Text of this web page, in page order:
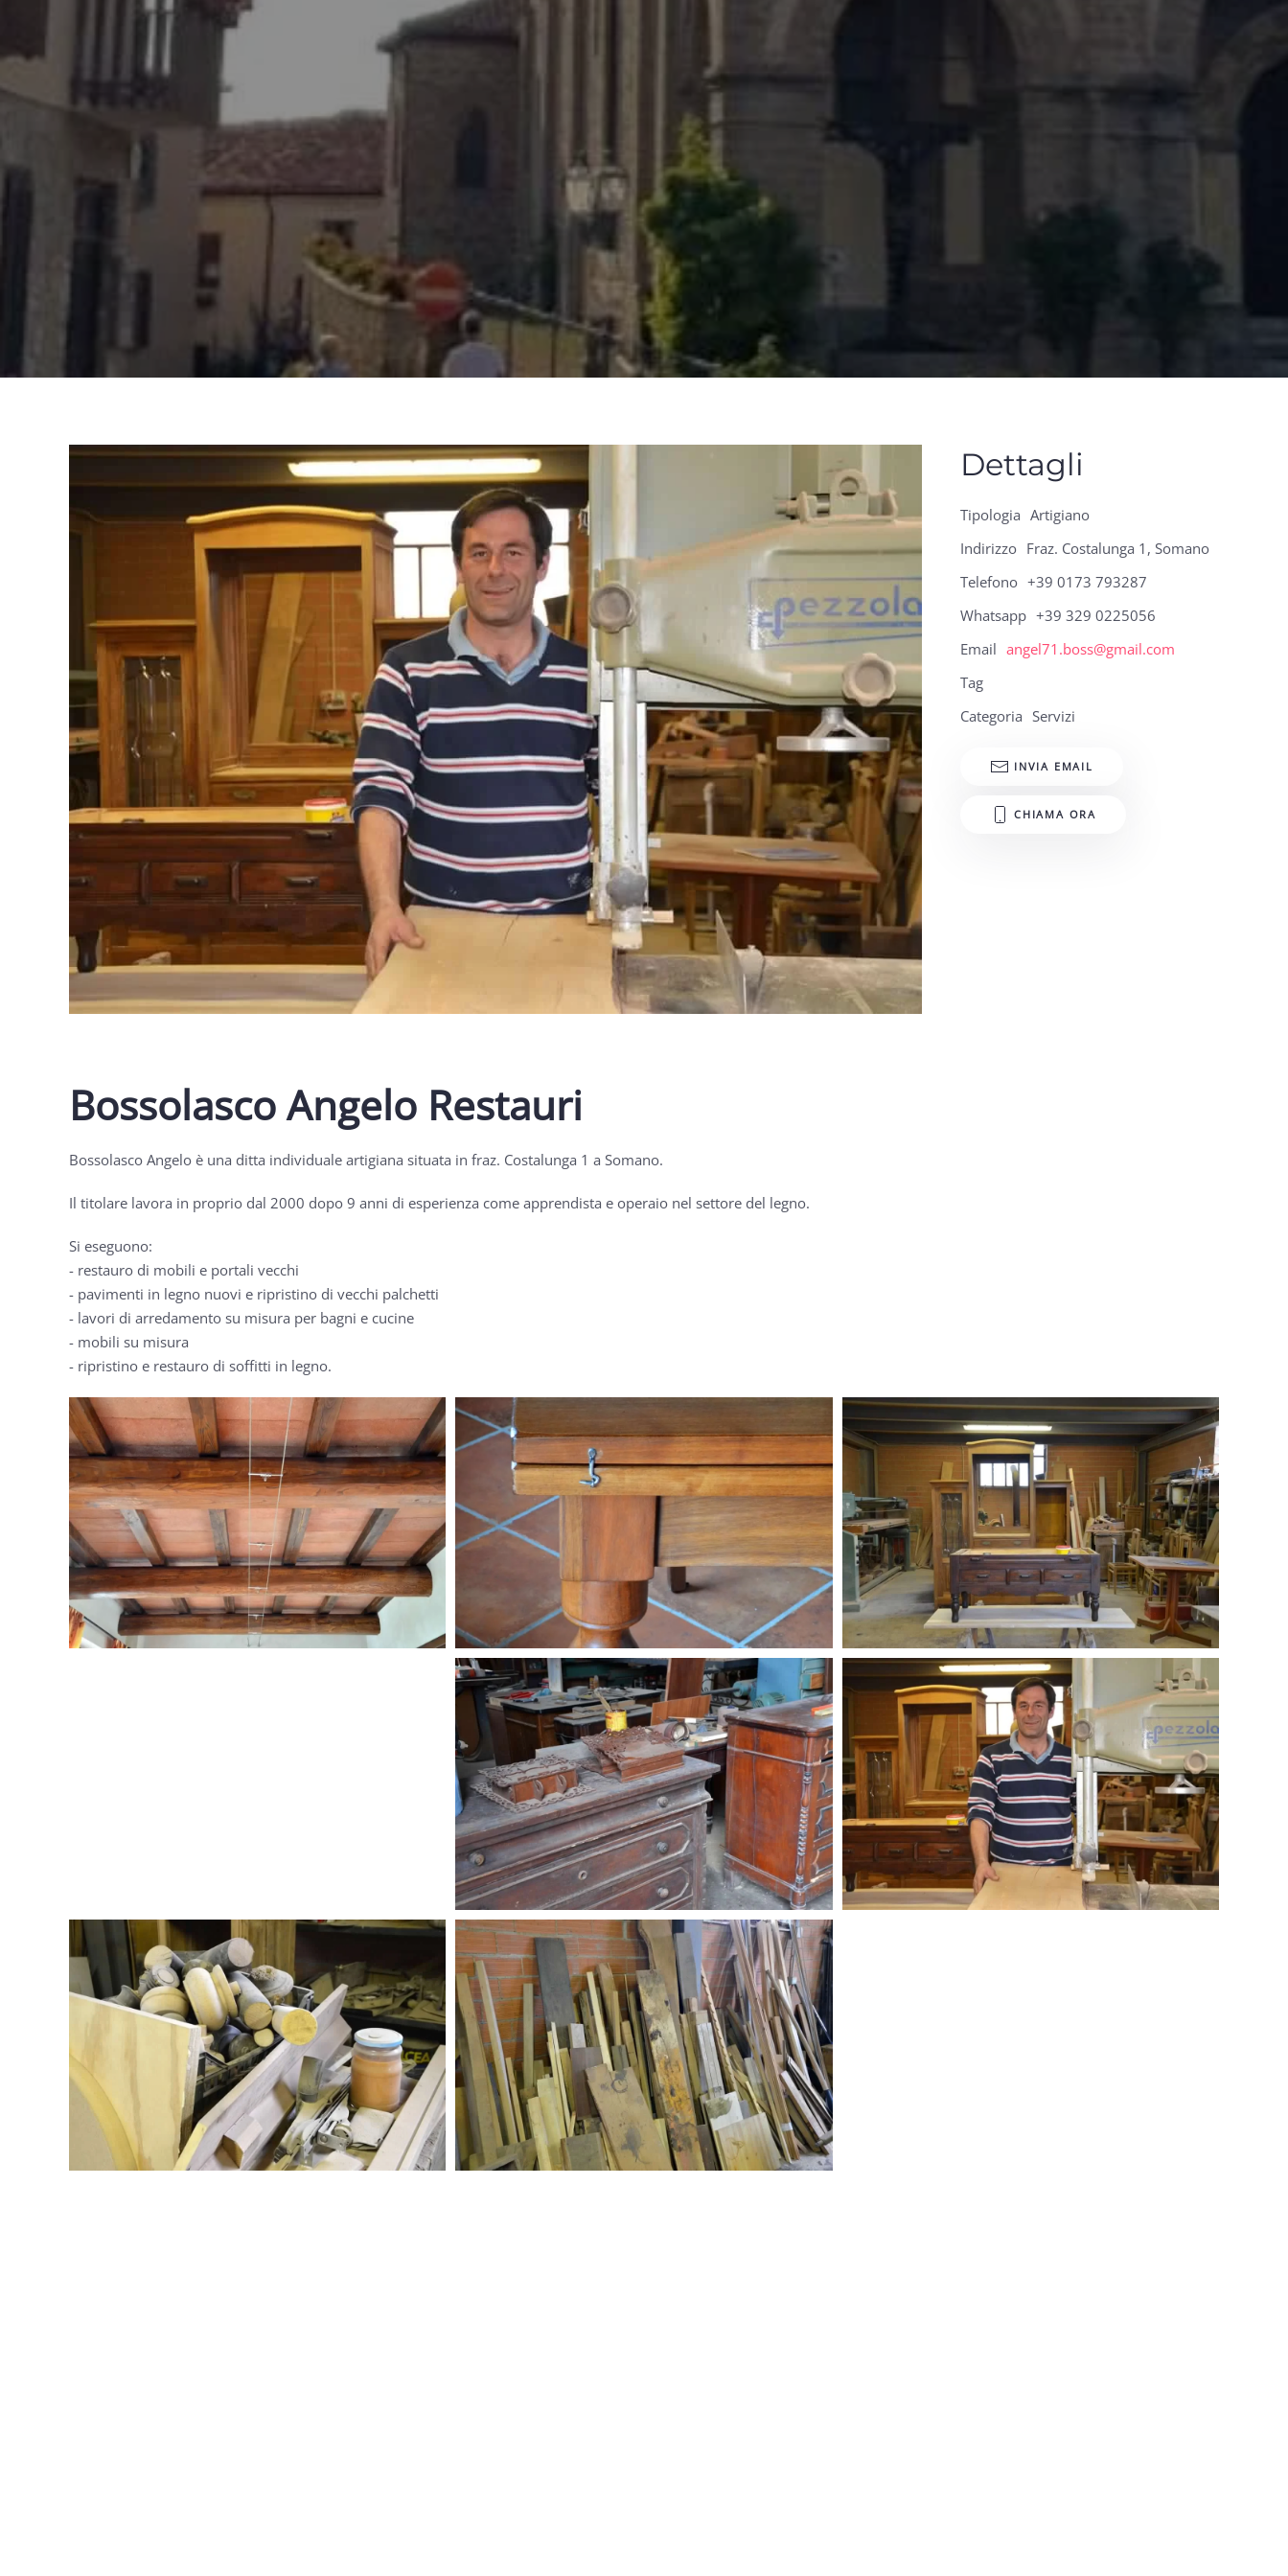
Dettagli
Tipologia Artigiano
Indirizzo Fraz. Costalunga 1, Somano
Telefono +39 0173 793287
Whatsapp +39 329 0225056
Email angel71.boss@gmail.com
Tag
Categoria Servizi
INVIA EMAIL
CHIAMA ORA
Bossolasco Angelo Restauri
Bossolasco Angelo è una ditta individuale artigiana situata in fraz. Costalunga 1 a Somano.
Il titolare lavora in proprio dal 2000 dopo 9 anni di esperienza come apprendista e operaio nel settore del legno.
Si eseguono:
- restauro di mobili e portali vecchi
- pavimenti in legno nuovi e ripristino di vecchi palchetti
- lavori di arredamento su misura per bagni e cucine
- mobili su misura
- ripristino e restauro di soffitti in legno.
GUARDA GUARDA
GUARDA GUARDA
GUARDA GUARDA